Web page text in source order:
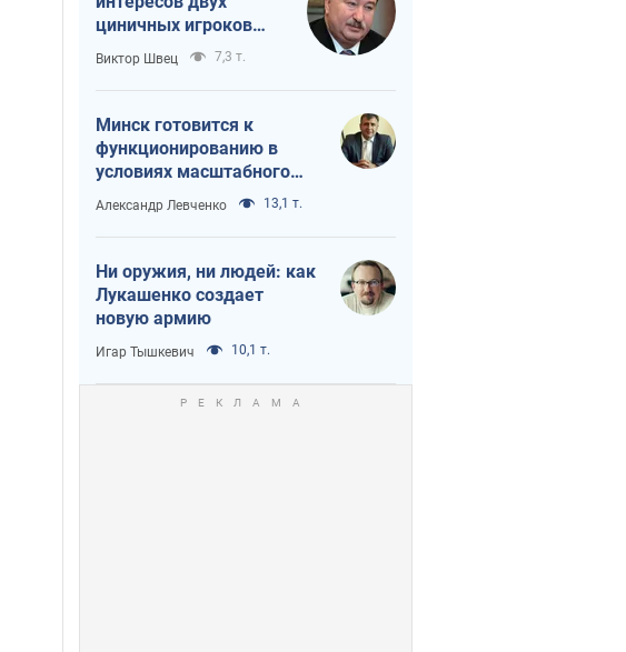
циничных игроков
или тайный план
Трампа и Путина?
Виктор Швец 7,3 т.
Минск готовится к
функционированию в
условиях масштабного
военного кризиса
Александр Левченко 13,1 т.
Ни оружия, ни людей: как
Лукашенко создает
новую армию
Игар Тышкевич 10,1 т.